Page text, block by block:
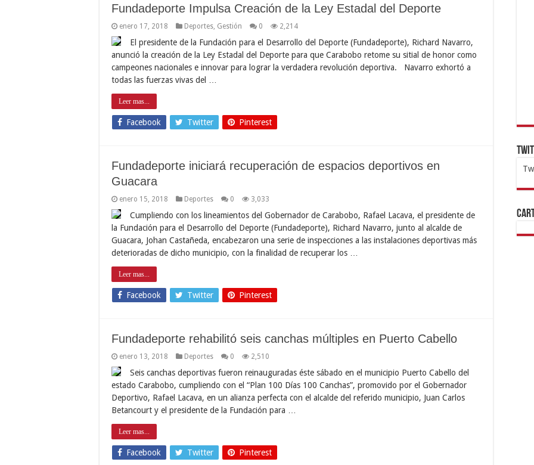
Fundadeporte Impulsa Creación de la Ley Estadal del Deporte
enero 17, 2018 Deportes Gestión 0 2,214
El presidente de la Fundación para el Desarrollo del Deporte (Fundadeporte), Richard Navarro,
anunció la creación de la Ley Estadal del Deporte para que Carabobo retome su sitial de honor como
campeones nacionales e innovar para lograr la verdadera revolución deportiva. Navarro exhortó a
todas las fuerzas vivas del …
Leer mas...
Facebook Twitter Pinterest
Fundadeporte iniciará recuperación de espacios deportivos en
Guacara
enero 15, 2018 Deportes 0 3,033
Cumpliendo con los lineamientos del Gobernador de Carabobo, Rafael Lacava, el presidente de
la Fundación para el Desarrollo del Deporte (Fundadeporte), Richard Navarro, junto al alcalde de
Guacara, Johan Castañeda, encabezaron una serie de inspecciones a las instalaciones deportivas más
deterioradas de dicho municipio, con la finalidad de recuperar los …
Leer mas...
Facebook Twitter Pinterest
Fundadeporte rehabilitó seis canchas múltiples en Puerto Cabello
enero 13, 2018 Deportes 0 2,510
Seis canchas deportivas fueron reinauguradas éste sábado en el municipio Puerto Cabello del
estado Carabobo, cumpliendo con el “Plan 100 Días 100 Canchas”, promovido por el Gobernador
Deportivo, Rafael Lacava, en un alianza perfecta con el alcalde del referido municipio, Juan Carlos
Betancourt y el presidente de la Fundación para …
Leer mas...
Facebook Twitter Pinterest